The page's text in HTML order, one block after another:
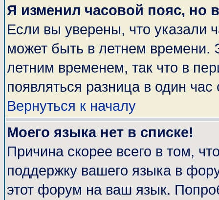
Я изменил часовой пояс, но
Если вы уверены, что указали
может быть в летнем времени.
летним временем, так что в
появляться разница в один
Вернуться к началу
Моего языка нет в списке!
Причина скорее всего в том,
поддержку вашего языка в
этот форум на ваш язык.